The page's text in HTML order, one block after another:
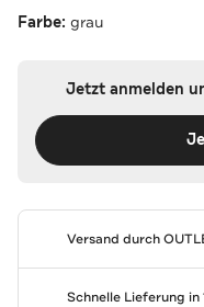
Farbe: grau
Jetzt anmelden
Versand durch
Schnelle Lieferung in